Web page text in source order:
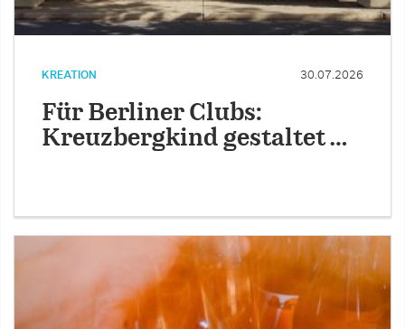
KREATION 30.07.2026
Für Berliner Clubs:
Kreuzbergkind gestaltet …